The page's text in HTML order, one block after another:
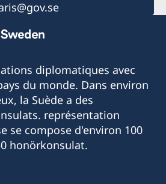
diplomatiques avec
du monde. Dans environ
la Suède a des
représentation
se compose d'environ 100
honörkonsulat.